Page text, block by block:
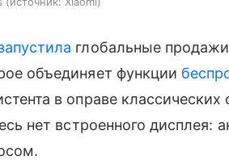
глобальные
объединяет функции
в оправе
нет встроенного дисплея: